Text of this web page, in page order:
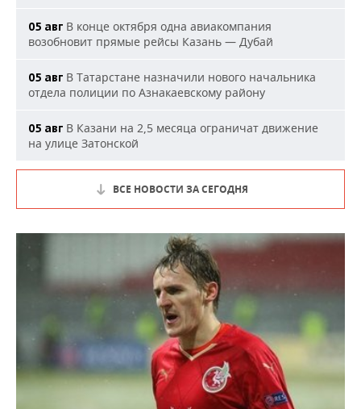
05 авг В конце октября одна авиакомпания
возобновит прямые рейсы Казань — Дубай
05 авг В Татарстане назначили нового начальника
отдела полиции по Азнакаевскому району
05 авг В Казани на 2,5 месяца ограничат движение
на улице Затонской
ВСЕ НОВОСТИ ЗА СЕГОДНЯ